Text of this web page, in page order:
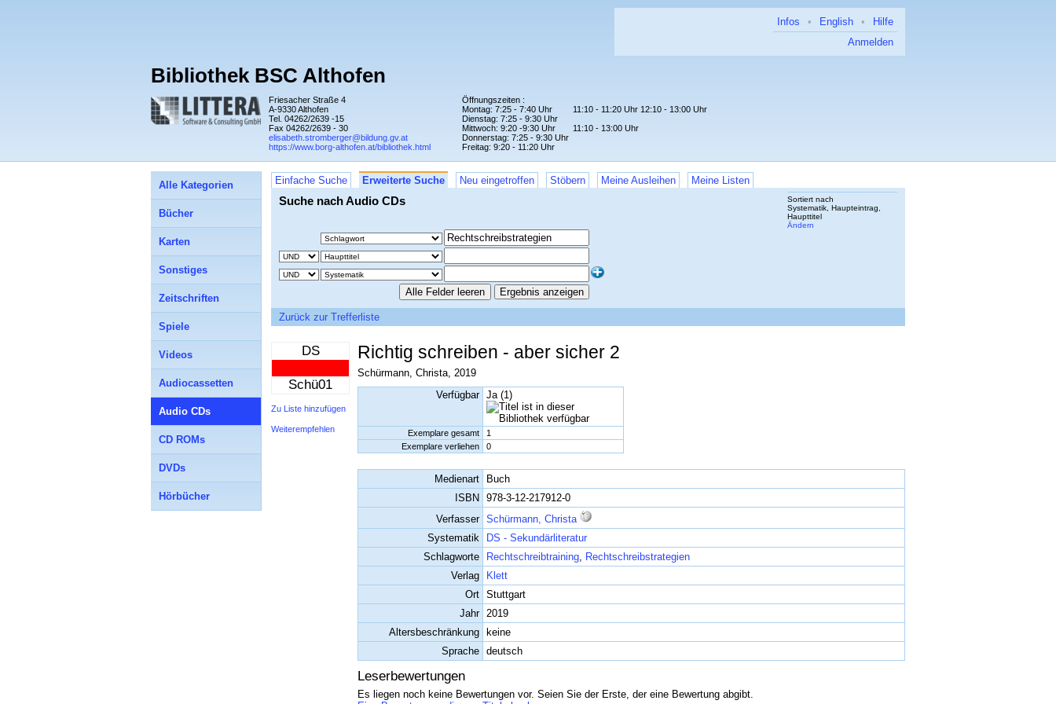
Hilfe
•
English
•
Infos
Anmelden
Bibliothek BSC Althofen
Friesacher Straße 4
A-9330 Althofen
Tel. 04262/2639 -15
Fax 04262/2639 - 30
elisabeth.stromberger@bildung.gv.at
https://www.borg-althofen.at/bibliothek.html
Öffnungszeiten :
Montag: 7:25 - 7:40 Uhr
11:10 - 11:20 Uhr 12:10 - 13:00 Uhr
Dienstag: 7:25 - 9:30 Uhr
Mittwoch: 9:20 -9:30 Uhr
11:10 - 13:00 Uhr
Donnerstag: 7:25 - 9:30 Uhr
Freitag: 9:20 - 11:20 Uhr
Einfache Suche Erweiterte Suche Neu eingetroffen Stöbern Meine Ausleihen Meine Listen
Suche nach Audio CDs
Sortiert nach
Systematik, Haupteintrag,
Haupttitel
Ändern
Zurück zur Trefferliste
DS
Schü01
Zu Liste hinzufügen
Weiterempfehlen
Richtig schreiben - aber sicher 2
Schürmann, Christa, 2019
Verfügbar Ja (1)
Exemplare gesamt
1
Exemplare verliehen
0
Medienart
Buch
ISBN
978-3-12-217912-0
Verfasser Schürmann, Christa
Systematik
DS - Sekundärliteratur
Schlagworte
Rechtschreibtraining, Rechtschreibstrategien
Verlag
Klett
Ort Stuttgart
Jahr 2019
Altersbeschränkung
keine
Sprache deutsch
Leserbewertungen
Es liegen noch keine Bewertungen vor. Seien Sie der Erste, der eine Bewertung abgibt.
Alle Kategorien
Bücher
Karten
Sonstiges
Zeitschriften
Spiele
Videos
Audiocassetten
Audio CDs
CD ROMs
DVDs
Hörbücher